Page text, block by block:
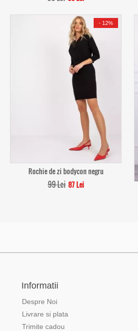
- 12%
Rochie de zi bodycon negru
99 Lei 87 Lei
Informatii
Despre Noi
Livrare si plata
Trimite cadou